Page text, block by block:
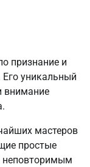
признание и
Его уникальный
внимание
мастеров
простые
неповторимым